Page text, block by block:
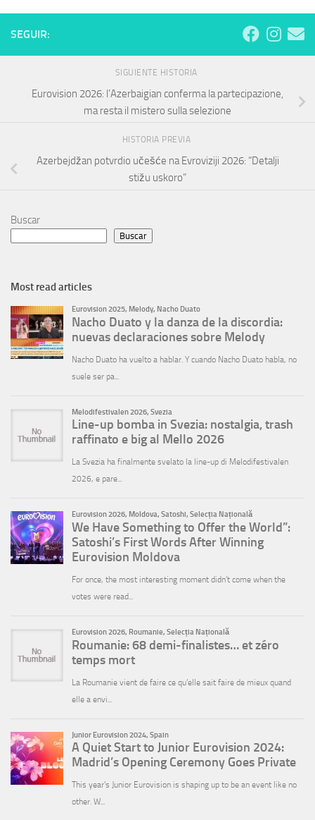
SEGUIR:
SIGUIENTE HISTORIA
Eurovision 2026: l’Azerbaigian conferma la partecipazione,
ma resta il mistero sulla selezione
HISTORIA PREVIA
Azerbejdžan potvrdio učešće na Evroviziji 2026: “Detalji
stižu uskoro”
Buscar
Buscar
Most read articles